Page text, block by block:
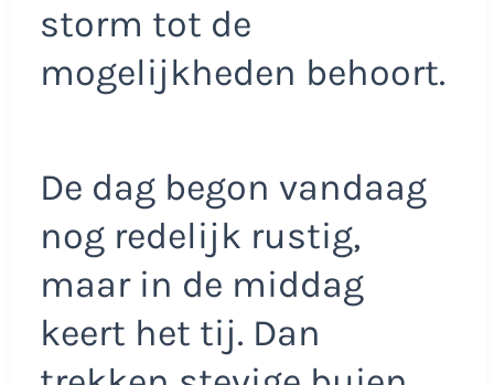
storm tot de
mogelijkheden behoort.
De dag begon vandaag
nog redelijk rustig,
maar in de middag
keert het tij. Dan